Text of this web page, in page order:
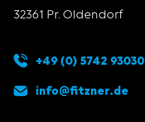
32361 Pr. Oldendorf
+49 (0) 5742 93030
info@fitzner.de